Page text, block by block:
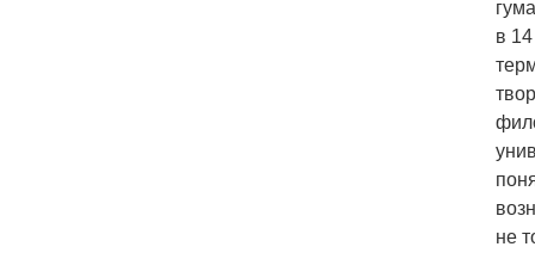
в
не